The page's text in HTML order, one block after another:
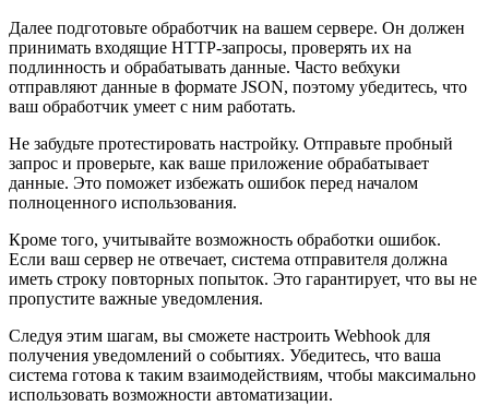
Далее подготовьте обработчик на вашем сервере. Он должен
принимать входящие HTTP-запросы, проверять их на
подлинность и обрабатывать данные. Часто вебхуки
отправляют данные в формате JSON, поэтому убедитесь, что
ваш обработчик умеет с ним работать.
Не забудьте протестировать настройку. Отправьте пробный
запрос и проверьте, как ваше приложение обрабатывает
данные. Это поможет избежать ошибок перед началом
полноценного использования.
Кроме того, учитывайте возможность обработки ошибок.
Если ваш сервер не отвечает, система отправителя должна
иметь строку повторных попыток. Это гарантирует, что вы не
пропустите важные уведомления.
Следуя этим шагам, вы сможете настроить Webhook для
получения уведомлений о событиях. Убедитесь, что ваша
система готова к таким взаимодействиям, чтобы максимально
использовать возможности автоматизации.